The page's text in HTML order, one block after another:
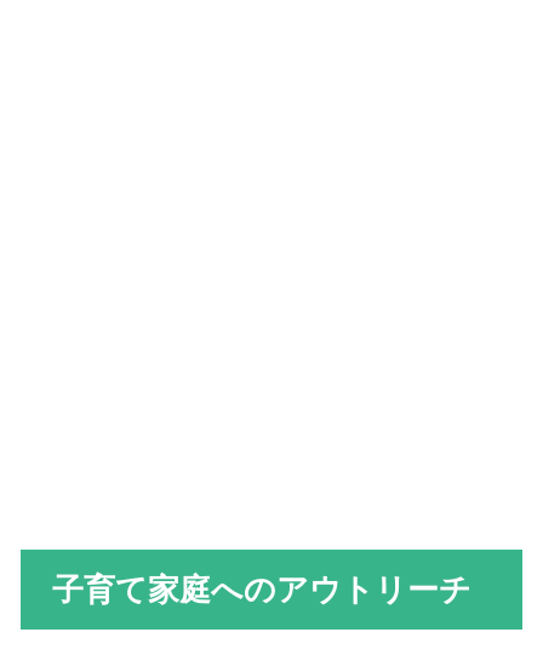
子育て家庭へのアウトリーチ